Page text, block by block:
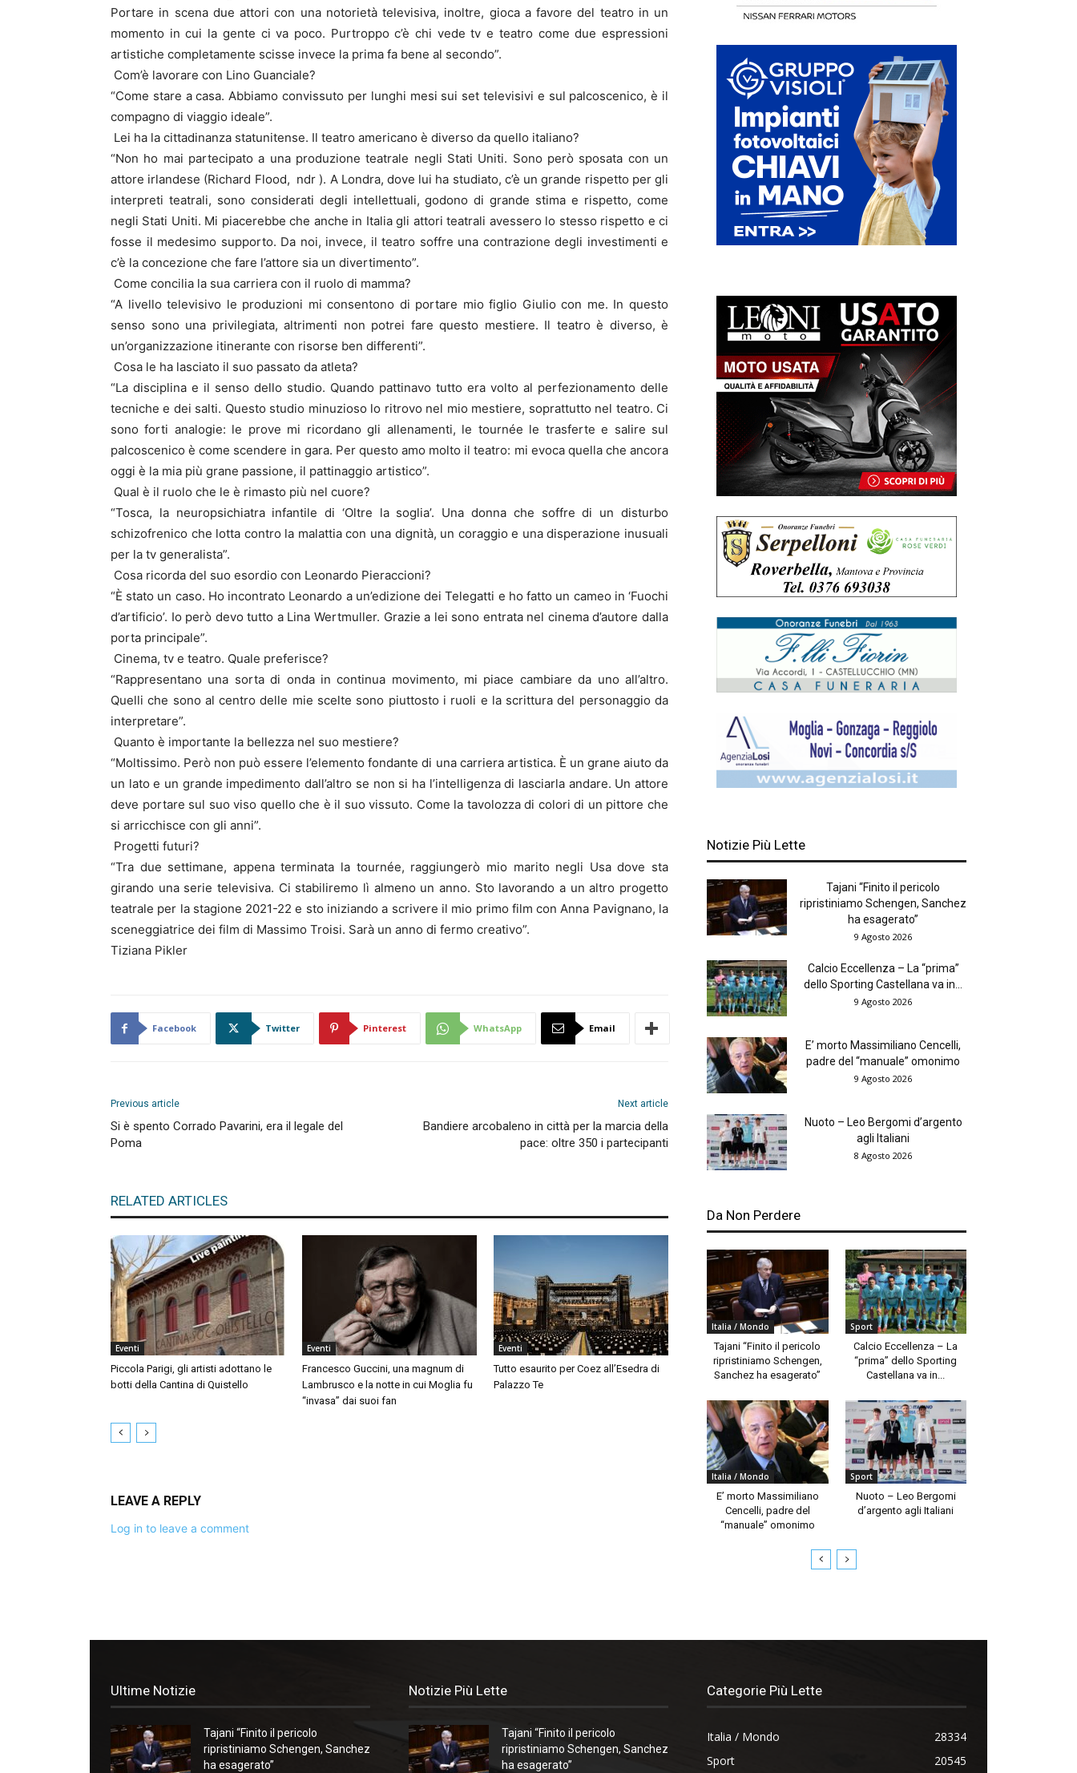
Portare in scena due attori con una notorietà televisiva, inoltre, gioca a favore del teatro in un
momento in cui la gente ci va poco. Purtroppo c’è chi vede tv e teatro come due espressioni
artistiche completamente scisse invece la prima fa bene al secondo”.
Com’è lavorare con Lino Guanciale?
“Come stare a casa. Abbiamo convissuto per lunghi mesi sui set televisivi e sul palcoscenico, è il
compagno di viaggio ideale”.
Lei ha la cittadinanza statunitense. Il teatro americano è diverso da quello italiano?
“Non ho mai partecipato a una produzione teatrale negli Stati Uniti. Sono però sposata con un
attore irlandese (Richard Flood, ndr ). A Londra, dove lui ha studiato, c’è un grande rispetto per gli
interpreti teatrali, sono considerati degli intellettuali, godono di grande stima e rispetto, come
negli Stati Uniti. Mi piacerebbe che anche in Italia gli attori teatrali avessero lo stesso rispetto e ci
fosse il medesimo supporto. Da noi, invece, il teatro soffre una contrazione degli investimenti e
c’è la concezione che fare l’attore sia un divertimento”.
Come concilia la sua carriera con il ruolo di mamma?
“A livello televisivo le produzioni mi consentono di portare mio figlio Giulio con me. In questo
senso sono una privilegiata, altrimenti non potrei fare questo mestiere. Il teatro è diverso, è
un’organizzazione itinerante con risorse ben differenti”.
Cosa le ha lasciato il suo passato da atleta?
“La disciplina e il senso dello studio. Quando pattinavo tutto era volto al perfezionamento delle
tecniche e dei salti. Questo studio minuzioso lo ritrovo nel mio mestiere, soprattutto nel teatro. Ci
sono forti analogie: le prove mi ricordano gli allenamenti, le tournée le trasferte e salire sul
palcoscenico è come scendere in gara. Per questo amo molto il teatro: mi evoca quella che ancora
oggi è la mia più grane passione, il pattinaggio artistico”.
Qual è il ruolo che le è rimasto più nel cuore?
“Tosca, la neuropsichiatra infantile di ‘Oltre la soglia’. Una donna che soffre di un disturbo
schizofrenico che lotta contro la malattia con una dignità, un coraggio e una disperazione inusuali
per la tv generalista”.
Cosa ricorda del suo esordio con Leonardo Pieraccioni?
“È stato un caso. Ho incontrato Leonardo a un’edizione dei Telegatti e ho fatto un cameo in ‘Fuochi
d’artificio’. Io però devo tutto a Lina Wertmuller. Grazie a lei sono entrata nel cinema d’autore dalla
porta principale”.
Cinema, tv e teatro. Quale preferisce?
“Rappresentano una sorta di onda in continua movimento, mi piace cambiare da uno all’altro.
Quelli che sono al centro delle mie scelte sono piuttosto i ruoli e la scrittura del personaggio da
interpretare”.
Quanto è importante la bellezza nel suo mestiere?
“Moltissimo. Però non può essere l’elemento fondante di una carriera artistica. È un grane aiuto da
un lato e un grande impedimento dall’altro se non si ha l’intelligenza di lasciarla andare. Un attore
deve portare sul suo viso quello che è il suo vissuto. Come la tavolozza di colori di un pittore che
si arricchisce con gli anni”.
Progetti futuri?
“Tra due settimane, appena terminata la tournée, raggiungerò mio marito negli Usa dove sta
girando una serie televisiva. Ci stabiliremo lì almeno un anno. Sto lavorando a un altro progetto
teatrale per la stagione 2021-22 e sto iniziando a scrivere il mio primo film con Anna Pavignano, la
sceneggiatrice dei film di Massimo Troisi. Sarà un anno di fermo creativo”.
Tiziana Pikler
Facebook Twitter Pinterest WhatsApp Email
Previous article
Si è spento Corrado Pavarini, era il legale del
Poma
Next article
Bandiere arcobaleno in città per la marcia della
pace: oltre 350 i partecipanti
RELATED ARTICLES
Eventi
Piccola Parigi, gli artisti adottano le
botti della Cantina di Quistello
Eventi
Francesco Guccini, una magnum di
Lambrusco e la notte in cui Moglia fu
“invasa” dai suoi fan
Eventi
Tutto esaurito per Coez all’Esedra di
Palazzo Te
LEAVE A REPLY
Log in to leave a comment
Notizie Più Lette
Tajani “Finito il pericolo
ripristiniamo Schengen, Sanchez
ha esagerato”
9 Agosto 2026
Calcio Eccellenza – La “prima”
dello Sporting Castellana va in...
9 Agosto 2026
E’ morto Massimiliano Cencelli,
padre del “manuale” omonimo
9 Agosto 2026
Nuoto – Leo Bergomi d’argento
agli Italiani
8 Agosto 2026
Da Non Perdere
Italia / Mondo
Tajani “Finito il pericolo
ripristiniamo Schengen,
Sanchez ha esagerato”
Sport
Calcio Eccellenza – La
“prima” dello Sporting
Castellana va in...
Italia / Mondo
E’ morto Massimiliano
Cencelli, padre del
“manuale” omonimo
Sport
Nuoto – Leo Bergomi
d’argento agli Italiani
Ultime Notizie
Tajani “Finito il pericolo
ripristiniamo Schengen, Sanchez
ha esagerato”
Notizie Più Lette
Tajani “Finito il pericolo
ripristiniamo Schengen, Sanchez
ha esagerato”
Categorie Più Lette
Italia / Mondo
28334
Sport
20545